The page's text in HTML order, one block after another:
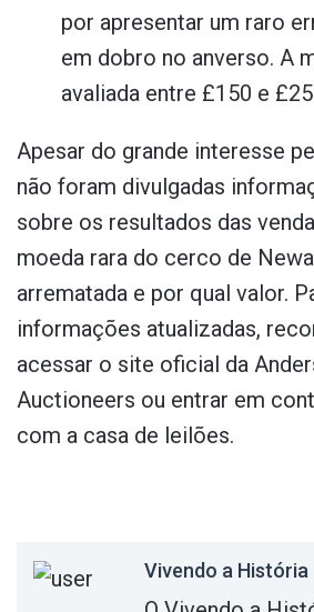
por apresentar um raro
em dobro no anverso. A
avaliada entre £150 e
Apesar do grande interesse
não foram divulgadas
sobre os resultados das
moeda rara do cerco de
arrematada e por qual valor.
informações atualizadas,
acessar o site oficial da
Auctioneers ou entrar em
com a casa de leilões.
Vivendo a História